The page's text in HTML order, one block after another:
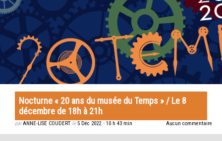
Nocturne « 20 ans du musée du Temps » / Le 8
décembre de 18h à 21h
parANNE-LISE COUDERT le 5 Déc 2022• 10 h 43 min Aucun commentaire